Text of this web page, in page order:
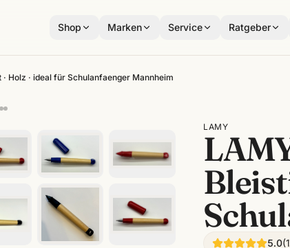
Shop Marken Service Ratgeber
Holz · ideal für Schulanfaenger Mannheim
LAMY
5.0(